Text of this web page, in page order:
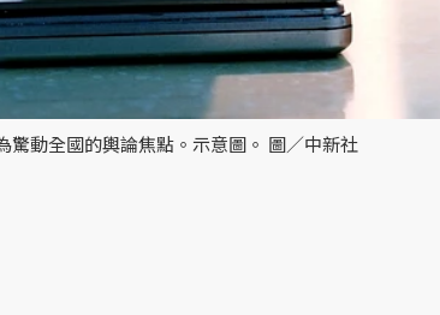
動全國的輿論焦點。示意圖。 圖／中新社